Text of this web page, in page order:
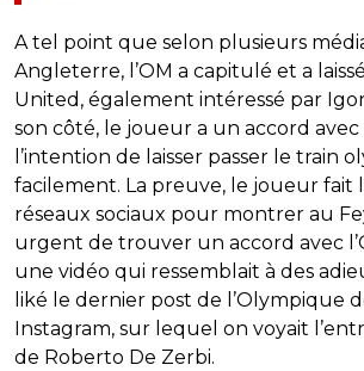
A tel point que selon plusieurs
Angleterre, l’OM a capitulé et a
United, également intéressé par
son côté, le joueur a un accord avec
l’intention de laisser passer le train
facilement. La preuve, le joueur fait
réseaux sociaux pour montrer au
urgent de trouver un accord avec
une vidéo qui ressemblait à des
liké le dernier post de l’Olympique
Instagram, sur lequel on voyait
de Roberto De Zerbi.